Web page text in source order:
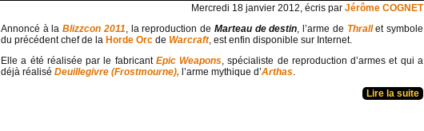
Mercredi 18 janvier 2012, écris par Jérôme COGNET
Annoncé à laBlizzcon 2011, la reproduction de Marteau de destin, l’arme de Thrallet symbole
du précédent chef de la Horde Orc de Warcraft, est enfin disponible sur Internet.
Elle a été réalisée par le fabricant Epic Weapons, spécialiste de reproduction d’armes et qui a
déjà réalisé Deuillegivre (Frostmourne), l’arme mythique d’Arthas.
Lire la suite